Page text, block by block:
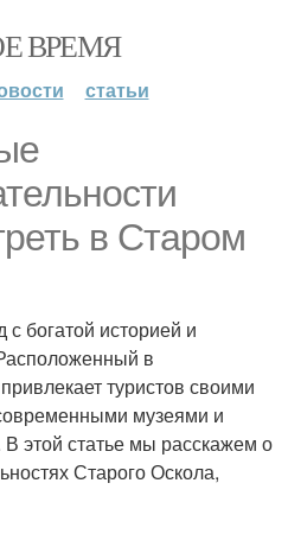
ВРЕМЯ
статьи
в Старом
богатой историей и
в
туристов своими
музеями и
этой статье мы расскажем о
Старого Оскола,